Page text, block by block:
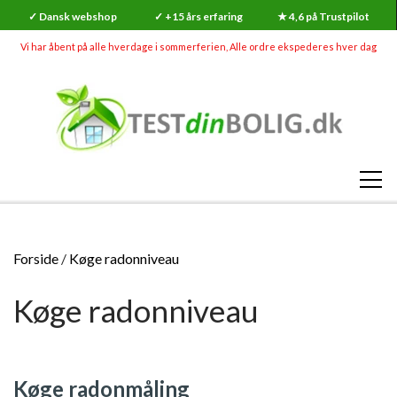
✓ Dansk webshop ✓ +15 års erfaring ★ 4,6 på Trustpilot
Vi har åbent på alle hverdage i sommerferien, Alle ordre ekspederes hver dag
SHOP
SKADEDYR (MEGA UDSALG)
HVAD ER RADON?
Forside Køge radonniveau
Køge radonniveau
Køge radonmåling